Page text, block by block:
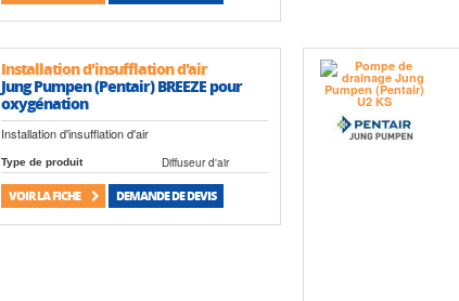
Installation d'insufflation d'air
Jung Pumpen (Pentair) BREEZE pour
oxygénation
Installation d'insufflation d'air
Type de produit Diffuseur d'air
VOIR LA FICHE DEMANDE DE DEVIS